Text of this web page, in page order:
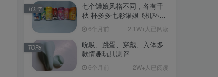
七个罐娘风格不同，各有千
秋-杯多多七彩罐娘飞机杯测
6个月前 2.1W+人已阅读
TOP7
吮吸、跳蛋、穿戴、入体多
款情趣玩具测评
6个月前 2W+人已阅读
TOP8